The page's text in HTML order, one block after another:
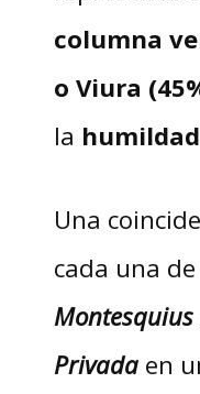
columna
o Viura
la humildad
Una
cada una
Montesquius
Privadaen